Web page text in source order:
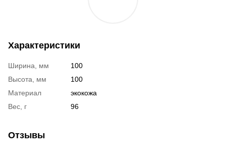
Характеристики
Ширина, мм
100
Высота, мм
100
Материал
экокожа
Вес, г
96
Отзывы